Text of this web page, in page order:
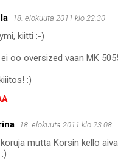
18. elokuuta 2011 klo 22.30
kiitti :-)
oo oversized vaan MK
:)
18. elokuuta 2011 klo 23.08
mutta Korsin kello